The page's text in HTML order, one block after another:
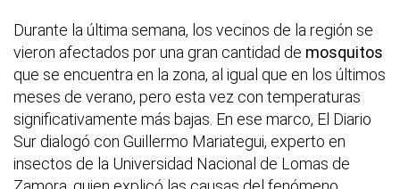
Durante la última semana, los vecinos de la región se
vieron afectados por una gran cantidad de mosquitos
que se encuentra en la zona, al igual que en los últimos
meses de verano, pero esta vez con temperaturas
significativamente más bajas. En ese marco, El Diario
Sur dialogó con Guillermo Mariategui, experto en
insectos de la Universidad Nacional de Lomas de